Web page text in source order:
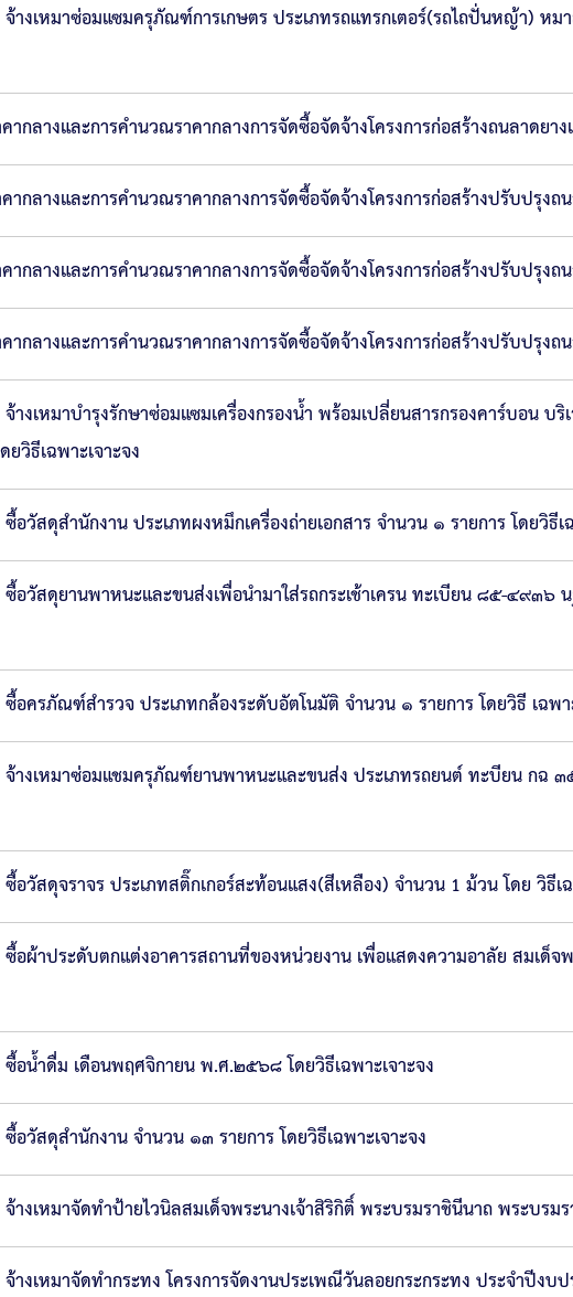
จ้างเหมาซ่อมแซมครุภัณฑ์การเกษตร ประเภทรถแทรกเตอร์(รถไถปั่นหญ้า
กลางและการคำนวณราคากลางการจัดซื้อจัดจ้างโครงการก่อสร้างถนลาด
กลางและการคำนวณราคากลางการจัดซื้อจัดจ้างโครงการก่อสร้างปรับปรุ
กลางและการคำนวณราคากลางการจัดซื้อจัดจ้างโครงการก่อสร้างปรับปรุ
กลางและการคำนวณราคากลางการจัดซื้อจัดจ้างโครงการก่อสร้างปรับปรุ
างเหมาบำรุงรักษาซ่อมแซมเครื่องกรองน้ำ พร้อมเปลี่ยนสารกรองคาร์บอน
วิธีเฉพาะเจาะจง
วัสดุสำนักงาน ประเภทผงหมึกเครื่องถ่ายเอกสาร จำนวน ๑ รายการ โดยวิธีเ
ซื้อวัสดุยานพาหนะและขนส่งเพื่อนำมาใส่รถกระเช้าเครน ทะเบียน ๘๕-๔
ครภัณฑ์สำรวจ ประเภทกล้องระดับอัตโนมัติ จำนวน ๑ รายการ โดยวิธี เฉพา
จ้างเหมาซ่อมแชมครุภัณฑ์ยานพาหนะและขนส่ง ประเภทรถยนต์ ทะบียน
วัสดุจราจร ประเภทสติ๊กเกอร์สะท้อนแสง(สีเหลือง) จำนวน 1 ม้วน โดย วิธีเ
อผ้าประดับตกแต่งอาคารสถานที่ของหน่วยงาน เพื่อแสดงความอาลัย สมเด็
อน้ำดื่ม เดือนพฤศจิกายน พ.ศ.๒๕๖๘ โดยวิธีเฉพาะเจาะจง
วัสดุสำนักงาน จำนวน ๑๓ รายการ โดยวิธีเฉพาะเจาะจง
งเหมาจัดทำป้ายไวนิลสมเด็จพระนางเจ้าสิริกิติ์ พระบรมราชินีนาถ พระบร
งเหมาจัดทำกระทง โครงการจัดงานประเพณีวันลอยกระกระทง ประจำปีง